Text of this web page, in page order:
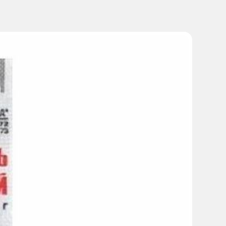
средством или потенциально опасными механизмами,